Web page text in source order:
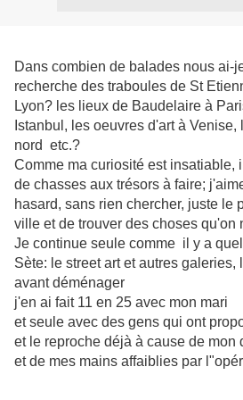
Dans combien de balades nous ai-
recherche des traboules de St
Lyon? les lieux de Baudelaire à
Istanbul, les oeuvres d'art à
nord etc.?
Comme ma curiosité est insatiable,
de chasses aux trésors à faire;
hasard, sans rien chercher, juste le
ville et de trouver des choses qu'on
Je continue seule comme il y a
Sète: le street art et autres galeries,
avant déménager
j'en ai fait 11 en 25 avec mon mari
et seule avec des gens qui ont
et le reproche déjà à cause de mon
et de mes mains affaiblies par